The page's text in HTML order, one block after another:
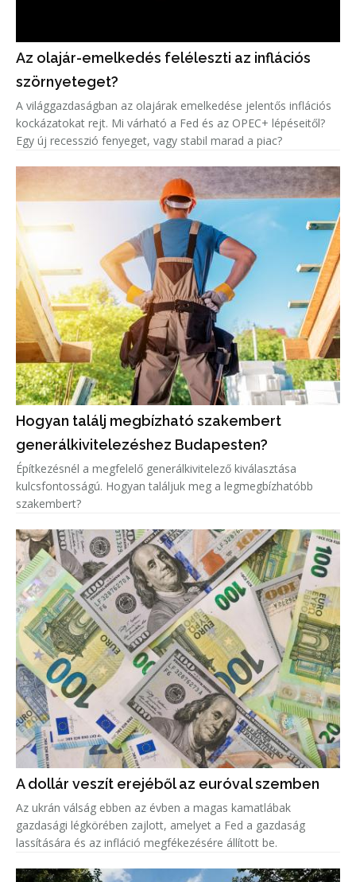
Az olajár-emelkedés feléleszti az inflációs
szörnyeteget?
A világgazdaságban az olajárak emelkedése jelentős inflációs
kockázatokat rejt. Mi várható a Fed és az OPEC+ lépéseitől?
Egy új recesszió fenyeget, vagy stabil marad a piac?
Hogyan találj megbízható szakembert
generálkivitelezéshez Budapesten?
Építkezésnél a megfelelő generálkivitelező kiválasztása
kulcsfontosságú. Hogyan találjuk meg a legmegbízhatóbb
szakembert?
A dollár veszít erejéből az euróval szemben
Az ukrán válság ebben az évben a magas kamatlábak
gazdasági légkörében zajlott, amelyet a Fed a gazdaság
lassítására és az infláció megfékezésére állított be.